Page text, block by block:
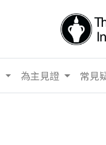
為主見證 常見